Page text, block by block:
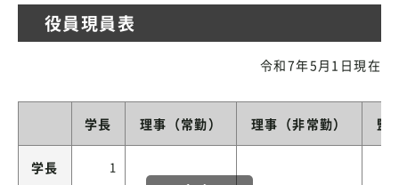
役員現員表
令和7年5月1日現在
学長 理事（常勤） 理事（非常勤） 監
学長 1